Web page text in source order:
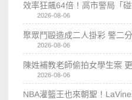
效率狂飆64倍！高市警局「
2026-08-06
聚眾鬥毆造成二人掛彩 警二
2026-08-06
陳姓補教老師偷拍女學生案
2026-08-06
NBA灌籃王也來朝聖！